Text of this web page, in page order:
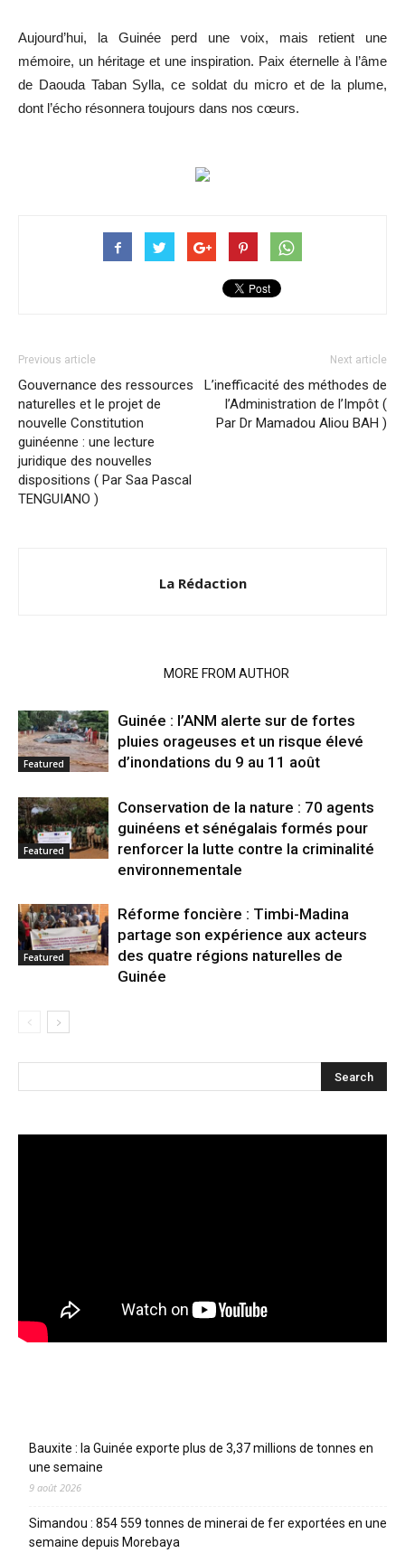
Aujourd’hui, la Guinée perd une voix, mais retient une
mémoire, un héritage et une inspiration. Paix éternelle à l’âme
de Daouda Taban Sylla, ce soldat du micro et de la plume,
dont l’écho résonnera toujours dans nos cœurs.
Previous article
Gouvernance des ressources
naturelles et le projet de
nouvelle Constitution
guinéenne : une lecture
juridique des nouvelles
dispositions ( Par Saa Pascal
TENGUIANO )
Next article
L’inefficacité des méthodes de
l’Administration de l’Impôt (
Par Dr Mamadou Aliou BAH )
La Rédaction
MORE FROM AUTHOR
Featured
Guinée : l’ANM alerte sur de fortes
pluies orageuses et un risque élevé
d’inondations du 9 au 11 août
Featured
Conservation de la nature : 70 agents
guinéens et sénégalais formés pour
renforcer la lutte contre la criminalité
environnementale
Featured
Réforme foncière : Timbi-Madina
partage son expérience aux acteurs
des quatre régions naturelles de
Guinée
Bauxite : la Guinée exporte plus de 3,37 millions de tonnes en
une semaine
9 août 2026
Simandou : 854 559 tonnes de minerai de fer exportées en une
semaine depuis Morebaya